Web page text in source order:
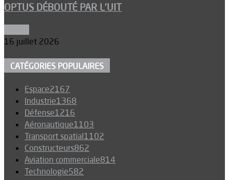
OPTUS DÉBOUTÉ PAR L’UIT
16 juillet 2026
CATÉGORIES POPULAIRES
Espace2167
Industrie1368
Défense1216
Aéronautique1103
Transport spatial1102
Constructeurs862
Aviation commerciale814
Technologie582